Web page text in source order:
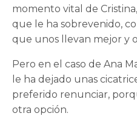
momento vital de
que le ha sobrevenido,
que unos llevan mejor y
Pero en el caso de Ana
le ha dejado unas
preferido renunciar,
otra opción.